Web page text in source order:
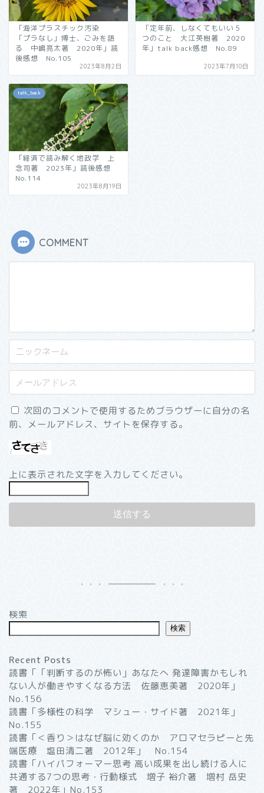
「海洋プラスチック汚染
「プラなし」博士、ごみを語
る 中嶋亮太著 2020年」読
後感想 No.105
2023年8月2日
「定年前、しなくてもいい５
つのこと 大江英樹著 2020
年」talk back感想 No.89
2023年7月10日
talk_back
「経済で読み解く地政学 上
念司著 2023年」読後感想
No.114
2023年8月19日
COMMENT
次回のコメントで使用するためブラウザーに自分の名
前、メールアドレス、サイトを保存する。
上に表示された文字を入力してください。
検索
検索
Recent Posts
読書「「判断するのが怖い」あなたへ 発達障害かもしれ
ない人が働きやすくなる方法 佐藤恵美著 2020年」
No.156
読書「多様性の科学 マシュー・サイド著 2021年」
No.155
読書「＜香り＞はなぜ脳に効くのか アロマセラピーと先
端医療 塩田清二著 2012年」 No.154
読書「ハイパフォーマー思考 高い成果を出し続ける人に
共通する7つの思考・行動様式 増子 裕介著 増村 岳史
著 2022年」No.153